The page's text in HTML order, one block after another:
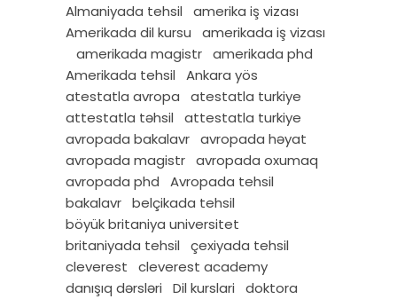
Almaniyada tehsil
amerika iş vizası
Amerikada dil kursu
amerikada iş vizası
amerikada magistr amerikada phd
Amerikada tehsil
Ankara yös
atestatla avropa
atestatla turkiye
attestatla təhsil
attestatla turkiye
avropada bakalavr avropada həyat
avropada magistr avropada oxumaq
avropada phd
Avropada tehsil
bakalavr belçikada tehsil
böyük britaniya universitet
britaniyada tehsil
çexiyada tehsil
cleverest
cleverest academy
danışıq dərsləri
Dil kurslari
doktora